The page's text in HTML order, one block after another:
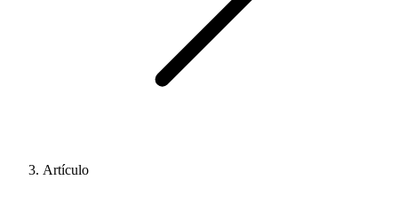
Artículo